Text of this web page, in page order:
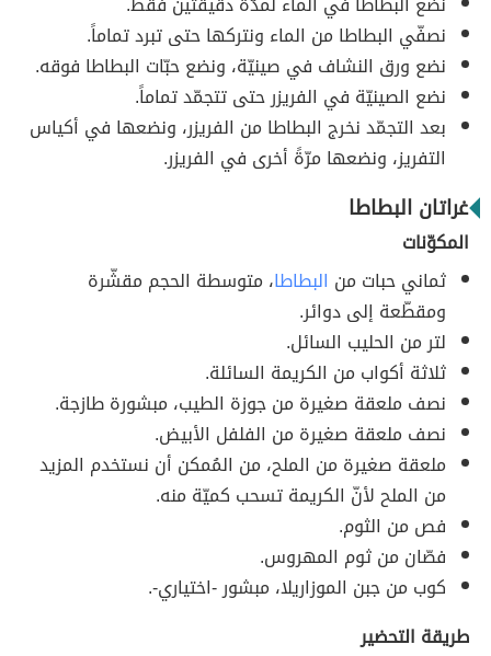
نصفّي البطاطا من الماء ونتركها حتى تبرد تماماً.
نضع ورق النشاف في صينيّة، ونضع حبّات البطاطا فوقه.
نضع الصينيّة في الفريزر حتى تتجمّد تماماً.
بعد التجمّد نخرج البطاطا من الفريزر، ونضعها في أكياس
التفريز، ونضعها مرّةً أخرى في الفريزر.
غراتان البطاطا
المكوّنات
ثماني حبات من البطاطا، متوسطة الحجم مقشّرة
ومقطّعة إلى دوائر.
لتر من الحليب السائل.
ثلاثة أكواب من الكريمة السائلة.
نصف ملعقة صغيرة من جوزة الطيب، مبشورة طازجة.
نصف ملعقة صغيرة من الفلفل الأبيض.
ملعقة صغيرة من الملح، من المُمكن أن نستخدم المزيد
من الملح لأنّ الكريمة تسحب كميّة منه.
فص من الثوم.
فصّان من ثوم المهروس.
كوب من جبن الموزاريلا، مبشور -اختياري-.
طريقة التحضير